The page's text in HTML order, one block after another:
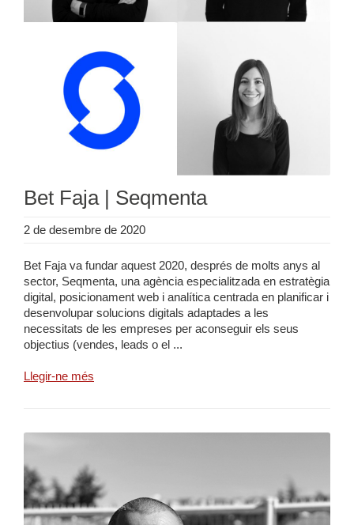
Bet Faja | Seqmenta
2 de desembre de 2020
Bet Faja va fundar aquest 2020, després de molts anys al
sector, Seqmenta, una agència especialitzada en estratègia
digital, posicionament web i analítica centrada en planificar i
desenvolupar solucions digitals adaptades a les
necessitats de les empreses per aconseguir els seus
objectius (vendes, leads o el ...
Llegir-ne més